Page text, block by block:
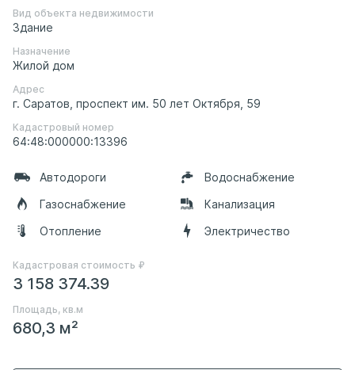
Вид объекта недвижимости
Здание
Назначение
Жилой дом
Адрес
г. Саратов, проспект им. 50 лет Октября, 59
Кадастровый номер
64:48:000000:13396
Автодороги
Водоснабжение
Газоснабжение
Канализация
Отопление
Электричество
Кадастровая стоимость ₽
3 158 374.39
Площадь, кв.м
680,3 м²